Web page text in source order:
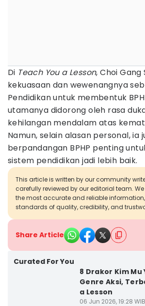
Di Teach You a Lesson, Choi
kekuasaan dan wewenangnya
Pendidikan untuk membentuk
utamanya didorong oleh rasa
kehilangan mendalam atas
Namun, selain alasan personal, ia
berpandangan BPHP penting
sistem pendidikan jadi lebih baik.
This article is written by our community
carefully reviewed by our editorial team.
the most accurate and reliable
standards of quality, credibility, and
Share Article
Curated For You
8 Drakor Kim
Genre Aksi,
a Lesson
06 Jun 2026, 19:28 WIB